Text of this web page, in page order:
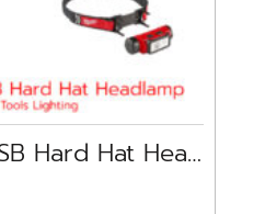
REDLITHIUM USB Hard Hat Headlamp